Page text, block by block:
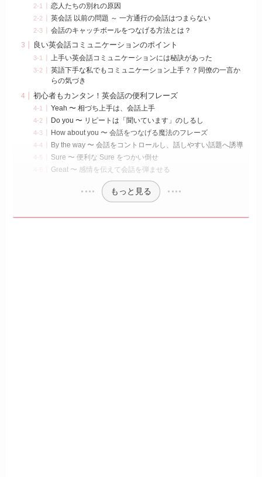
恋人たちの別れの原因
英会話 以前の問題 ～ 一方通行の会話はつまらない
会話のキャッチボールをつなげる方法とは？
良い英会話コミュニケーションのポイント
上手い英会話コミュニケーションには秘訣があった
英語下手な私でもコミュニケーション上手？？同僚の一言か
らの気づき
初心者もカンタン！英会話の便利フレーズ
Yeah 〜 相づち上手は、会話上手
Do you 〜 リピートは「聞いています」のしるし
How about you 〜 会話をつなげる魔法のフレーズ
By the way 〜 会話をコントロールし、話しやすい話題へ誘導
Sure 〜 便利な Sure をつかい倒せ
Great 〜 感情を伝えて会話を弾ませる
もっと見る